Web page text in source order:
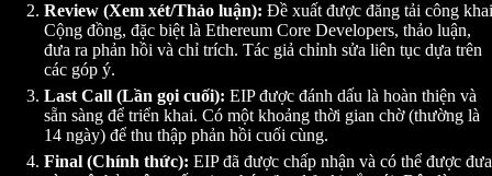
Review (Xem xét/Thảo luận): Đề xuất được đăng tải công
Cộng đồng, đặc biệt là Ethereum Core Developers, thảo luận,
đưa ra phản hồi và chỉ trích. Tác giả chỉnh sửa liên tục dựa trên
các góp ý.
Last Call (Lần gọi cuối): EIP được đánh dấu là hoàn thiện và
sẵn sàng để triển khai. Có một khoảng thời gian chờ (thường là
14 ngày) để thu thập phản hồi cuối cùng.
Final (Chính thức): EIP đã được chấp nhận và có thể được đưa